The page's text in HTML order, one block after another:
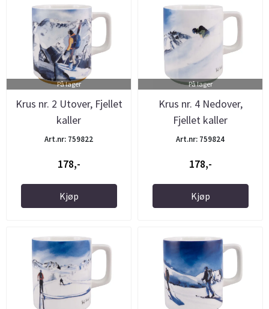
På lager
Krus nr. 2 Utover, Fjellet
kaller
Art.nr: 759822
178,-
Kjøp
På lager
Krus nr. 4 Nedover,
Fjellet kaller
Art.nr: 759824
178,-
Kjøp